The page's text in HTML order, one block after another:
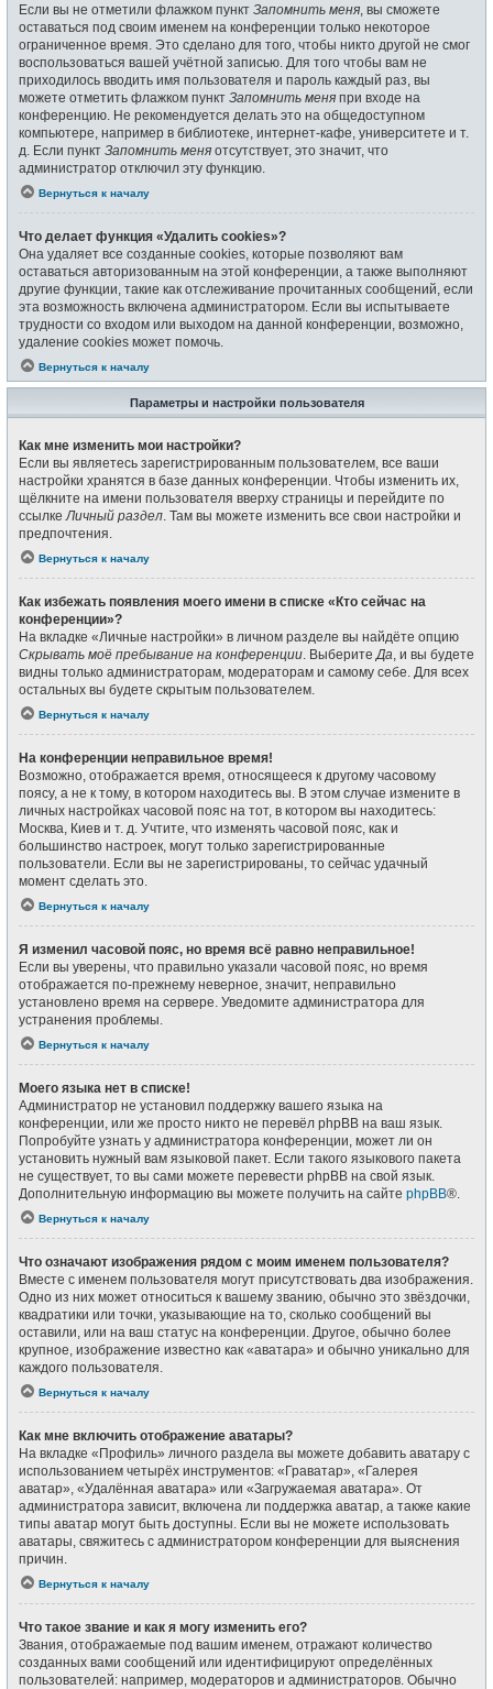
Если вы не отметили флажком пункт Запомнить меня , вы сможете
оставаться под своим именем на конференции только некоторое
ограниченное время. Это сделано для того, чтобы никто другой не смог
воспользоваться вашей учётной записью. Для того чтобы вам не
приходилось вводить имя пользователя и пароль каждый раз, вы
можете отметить флажком пункт Запомнить меня при входе на
конференцию. Не рекомендуется делать это на общедоступном
компьютере, например в библиотеке, интернет-кафе, университете и т.
д. Если пункт Запомнить меня отсутствует, это значит, что
администратор отключил эту функцию.
Вернуться к началу
Что делает функция «Удалить cookies»?
Она удаляет все созданные cookies, которые позволяют вам
оставаться авторизованным на этой конференции, а также выполняют
другие функции, такие как отслеживание прочитанных сообщений, если
эта возможность включена администратором. Если вы испытываете
трудности со входом или выходом на данной конференции, возможно,
удаление cookies может помочь.
Вернуться к началу
Параметры и настройки пользователя
Как мне изменить мои настройки?
Если вы являетесь зарегистрированным пользователем, все ваши
настройки хранятся в базе данных конференции. Чтобы изменить их,
щёлкните на имени пользователя вверху страницы и перейдите по
ссылкеЛичный раздел. Там вы можете изменить все свои настройки и
предпочтения.
Вернуться к началу
Как избежать появления моего имени в списке «Кто сейчас на
конференции»?
На вкладке «Личные настройки» в личном разделе вы найдёте опцию
Скрывать моё пребывание на конференции. ВыберитеДа, и вы будете
видны только администраторам, модераторам и самому себе. Для всех
остальных вы будете скрытым пользователем.
Вернуться к началу
На конференции неправильное время!
Возможно, отображается время, относящееся к другому часовому
поясу, а не к тому, в котором находитесь вы. В этом случае измените в
личных настройках часовой пояс на тот, в котором вы находитесь:
Москва, Киев и т. д. Учтите, что изменять часовой пояс, как и
большинство настроек, могут только зарегистрированные
пользователи. Если вы не зарегистрированы, то сейчас удачный
момент сделать это.
Вернуться к началу
Я изменил часовой пояс, но время всё равно неправильное!
Если вы уверены, что правильно указали часовой пояс, но время
отображается по-прежнему неверное, значит, неправильно
установлено время на сервере. Уведомите администратора для
устранения проблемы.
Вернуться к началу
Моего языка нет в списке!
Администратор не установил поддержку вашего языка на
конференции, или же просто никто не перевёл phpBB на ваш язык.
Попробуйте узнать у администратора конференции, может ли он
установить нужный вам языковой пакет. Если такого языкового пакета
не существует, то вы сами можете перевести phpBB на свой язык.
Дополнительную информацию вы можете получить на сайте phpBB®.
Вернуться к началу
Что означают изображения рядом с моим именем пользователя?
Вместе с именем пользователя могут присутствовать два изображения.
Одно из них может относиться к вашему званию, обычно это звёздочки,
квадратики или точки, указывающие на то, сколько сообщений вы
оставили, или на ваш статус на конференции. Другое, обычно более
крупное, изображение известно как «аватара» и обычно уникально для
каждого пользователя.
Вернуться к началу
Как мне включить отображение аватары?
На вкладке «Профиль» личного раздела вы можете добавить аватару с
использованием четырёх инструментов: «Граватар», «Галерея
аватар», «Удалённая аватара» или «Загружаемая аватара». От
администратора зависит, включена ли поддержка аватар, а также какие
типы аватар могут быть доступны. Если вы не можете использовать
аватары, свяжитесь с администратором конференции для выяснения
причин.
Вернуться к началу
Что такое звание и как я могу изменить его?
Звания, отображаемые под вашим именем, отражают количество
созданных вами сообщений или идентифицируют определённых
пользователей: например, модераторов и администраторов. Обычно